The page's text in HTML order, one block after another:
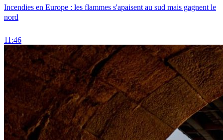
Incendies en Europe : les flammes s'apaisent au sud mais gagnent le
nord
11:46